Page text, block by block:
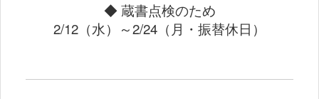
◆ 蔵書点検のため
2/12（水）～2/24（月・振替休日）